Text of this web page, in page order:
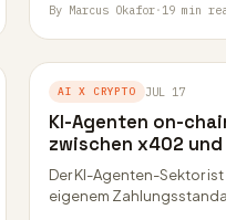
OTOY Studio und die
By Marcus Okafor· 19 min
AI X CRYPTO JUL 17
KI-Agenten on-
zwischen x402 und
Der KI-Agenten-Sektor
eigenem